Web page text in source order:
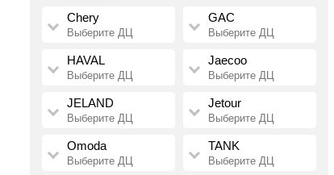
Chery
Выберите ДЦ
GAC
Выберите ДЦ
HAVAL
Выберите ДЦ
Jaecoo
Выберите ДЦ
JELAND
Выберите ДЦ
Jetour
Выберите ДЦ
Omoda
Выберите ДЦ
TANK
Выберите ДЦ